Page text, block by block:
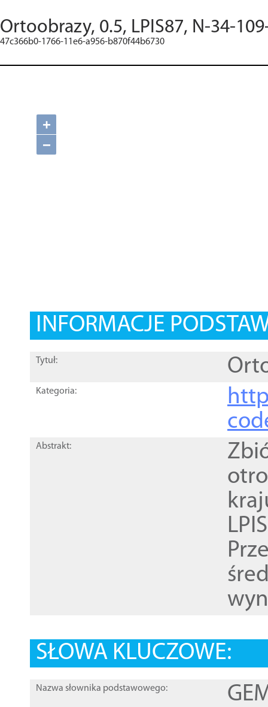
Ortoobrazy, 0.5, LPIS87, N-34-
47c366b0-1766-11e6-a956-b870f44b6730
+
−
INFORMACJE
Tytuł:
Kategoria:
Abstrakt:
SŁOWA KLUCZOWE:
Nazwa słownika podstawowego: